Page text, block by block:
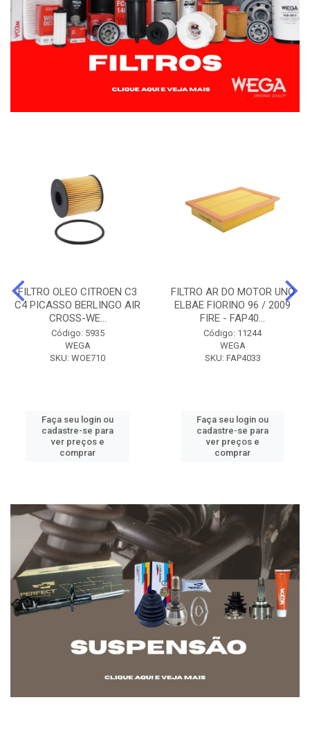
FILTRO OLEO CITROEN C3
C4 PICASSO BERLINGO AIR
CROSS-WE...
Código: 5935
WEGA
SKU: WOE710
Faça seu login ou
cadastre-se para
ver preços e
comprar
FILTRO AR DO MOTOR UNO
ELBAE FIORINO 96 / 2009
FIRE - FAP40...
Código: 11244
WEGA
SKU: FAP4033
Faça seu login ou
cadastre-se para
ver preços e
comprar